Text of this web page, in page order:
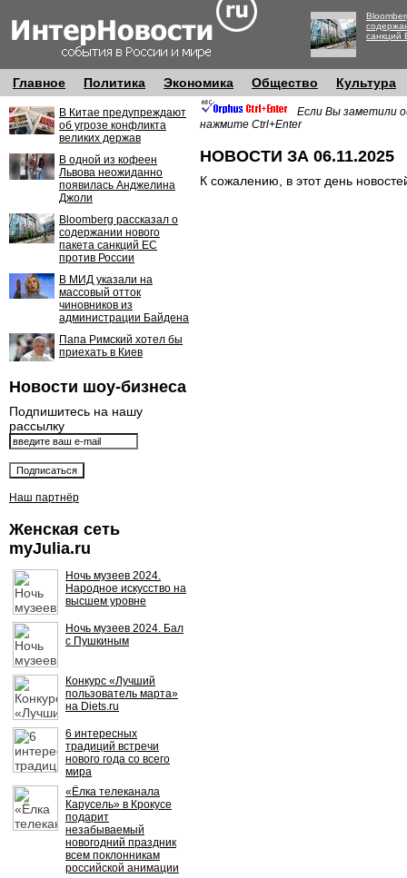
санкций
Главное Политика Экономика Общество Культура
В Китае предупреждают
об угрозе конфликта
великих держав
В одной из кофеен
Львова неожиданно
появилась Анджелина
Джоли
Bloomberg рассказал о
содержании нового
пакета санкций ЕС
против России
В МИД указали на
массовый отток
чиновников из
администрации Байдена
Папа Римский хотел бы
приехать в Киев
Новости шоу-бизнеса
Подпишитесь на нашу
рассылку
Наш партнёр
Женская сеть
myJulia.ru
Ночь музеев 2024.
Народное искусство на
высшем уровне
Ночь музеев 2024. Бал
с Пушкиным
Конкурс «Лучший
пользователь марта»
на Diets.ru
6 интересных
традиций встречи
нового года со всего
мира
«Ёлка телеканала
Карусель» в Крокусе
подарит
незабываемый
новогодний праздник
всем поклонникам
российской анимации
Если Вы заметили
нажмите Ctrl+Enter
НОВОСТИ ЗА 06.11.2025
К сожалению, в этот день